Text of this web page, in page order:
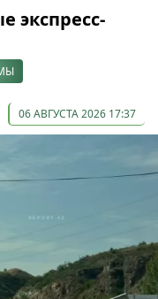
экспресс-
06 АВГУСТА 2026 17:37